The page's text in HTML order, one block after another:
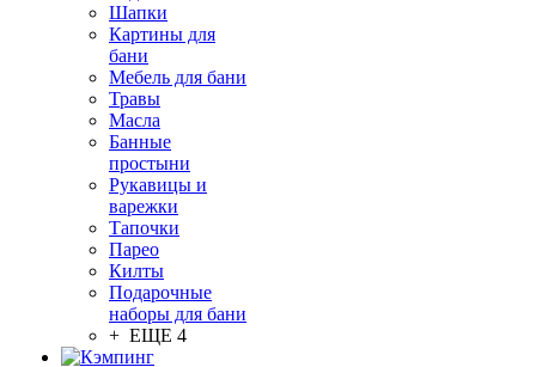
Шапки
Картины для
бани
Мебель для бани
Травы
Масла
Банные
простыни
Рукавицы и
варежки
Тапочки
Парео
Килты
Подарочные
наборы для бани
+ ЕЩЕ 4